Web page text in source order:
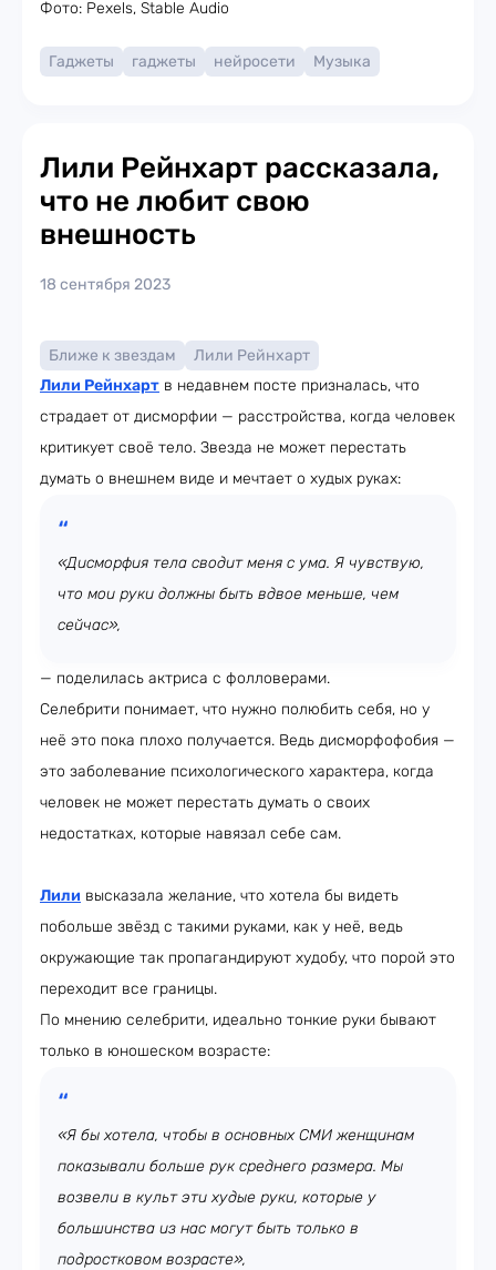
Фото: Pexels, Stable Audio
Гаджеты гаджеты нейросети Музыка
Лили Рейнхарт рассказала,
что не любит свою
внешность
18 сентября 2023
Ближе к звездам
Лили Рейнхарт
Лили Рейнхарт в недавнем посте призналась, что
страдает от дисморфии — расстройства, когда человек
критикует своё тело. Звезда не может перестать
думать о внешнем виде и мечтает о худых руках:
«Дисморфия тела сводит меня с ума. Я чувствую,
что мои руки должны быть вдвое меньше, чем
сейчас»,
— поделилась актриса с фолловерами.
Селебрити понимает, что нужно полюбить себя, но у
неё это пока плохо получается. Ведь дисморфофобия —
это заболевание психологического характера, когда
человек не может перестать думать о своих
недостатках, которые навязал себе сам.
Лили высказала желание, что хотела бы видеть
побольше звёзд с такими руками, как у неё, ведь
окружающие так пропагандируют худобу, что порой это
переходит все границы.
По мнению селебрити, идеально тонкие руки бывают
только в юношеском возрасте:
«Я бы хотела, чтобы в основных СМИ женщинам
показывали больше рук среднего размера. Мы
возвели в культ эти худые руки, которые у
большинства из нас могут быть только в
подростковом возрасте»,